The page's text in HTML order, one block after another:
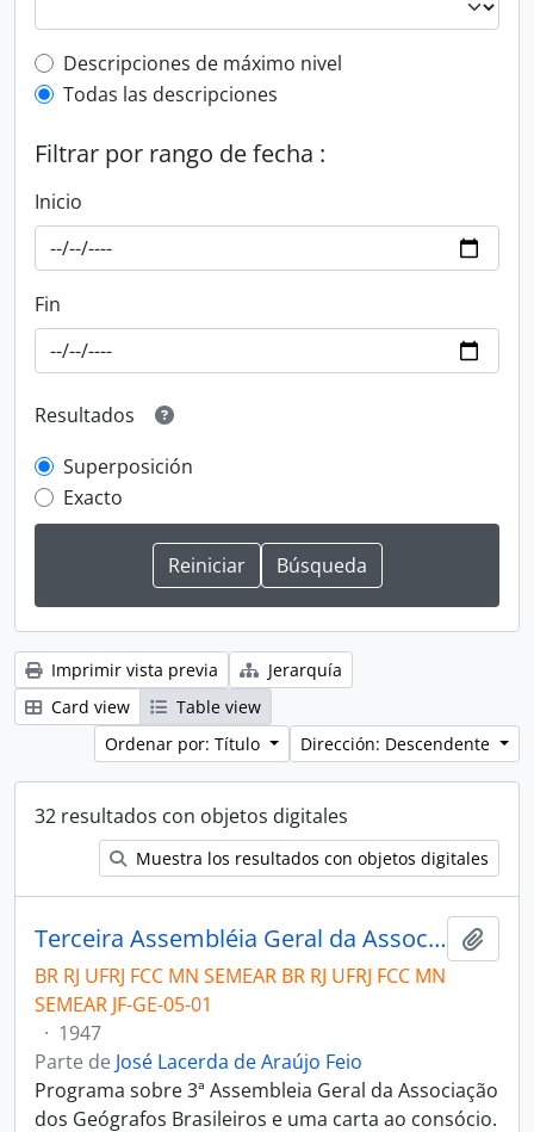
Top-level description filter
Descripciones de máximo nivel
Todas las descripciones
Filtrar por rango de fecha :
Inicio
Fin
Resultados
Superposición
Exacto
Imprimir vista previa
Jerarquía
Card view
Table view
Ordenar por: Título
Dirección: Descendente
32 resultados con objetos digitales
Muestra los resultados con objetos digitales
Terceira Assembléia Geral da Associação dos Geógrafos Brasileiros
BR RJ UFRJ FCC MN SEMEAR BR RJ UFRJ FCC MN
SEMEAR JF-GE-05-01
· 1947
Parte de José Lacerda de Araújo Feio
Programa sobre 3ª Assembleia Geral da Associação
dos Geógrafos Brasileiros e uma carta ao consócio.